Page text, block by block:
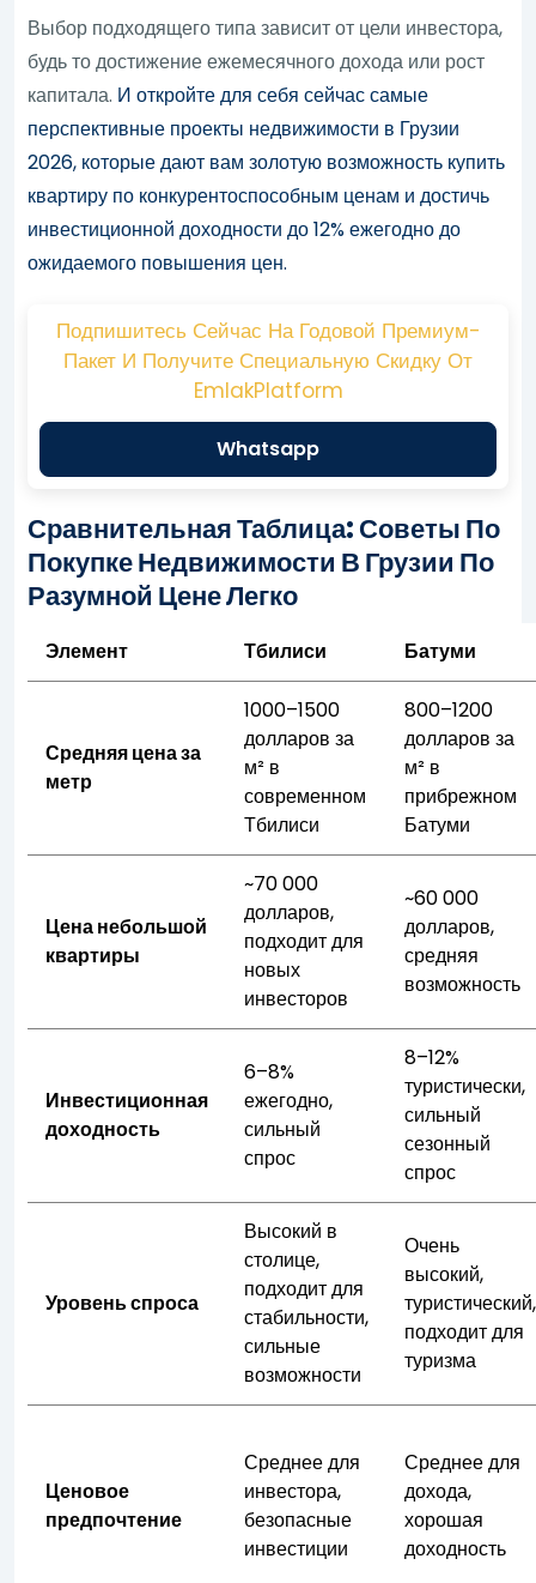
Выбор подходящего типа зависит от цели инвестора,
будь то достижение ежемесячного дохода или рост
капитала. И откройте для себя сейчас самые
перспективные проекты недвижимости в Грузии
2026, которые дают вам золотую возможность купить
квартиру по конкурентоспособным ценам и достичь
инвестиционной доходности до 12% ежегодно до
ожидаемого повышения цен.
Подпишитесь Сейчас На Годовой Премиум-
Пакет И Получите Специальную Скидку От
EmlakPlatform
Whatsapp
Сравнительная Таблица: Советы По
Покупке Недвижимости В Грузии По
Разумной Цене Легко
Элемент Тбилиси Батуми
Средняя цена за
метр
1000–1500
долларов за
м² в
современном
Тбилиси
800–1200
долларов за
м² в
прибрежном
Батуми
Цена небольшой
квартиры
~70 000
долларов,
подходит для
новых
инвесторов
~60 000
долларов,
средняя
возможность
Инвестиционная
доходность
6–8%
ежегодно,
сильный
спрос
8–12%
туристически,
сильный
сезонный
спрос
Уровень спроса
Высокий в
столице,
подходит для
стабильности,
сильные
возможности
Очень
высокий,
туристический,
подходит для
туризма
Ценовое
предпочтение
Среднее для
инвестора,
безопасные
инвестиции
Среднее для
дохода,
хорошая
доходность